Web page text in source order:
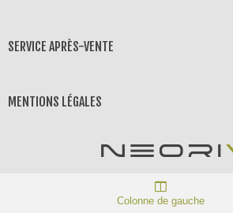
SERVICE APRÈS-VENTE
MENTIONS LÉGALES
Colonne de gauche